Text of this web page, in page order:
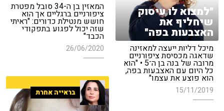
המאזין בן ה-34 סובל מפטרת
ציפורניים ברגליים אך הוא
חושש מנטילת כדורים: "ראיתי
שזה יכול לפגוע בתפקודי
הכבד"
26/06/2020
"למצוא לו עיסוק
שיחליף את
האצבעות בפה"
מיכל דליות ייעצה למאזינה
שדאגה מכסיסת ציפורניים
מרובה של בנה בן ה־5 • "הוא
כל היום עם האצבעות בפה,
הוא פוצע את עצמו"
15/11/2019 בראייה אחרת